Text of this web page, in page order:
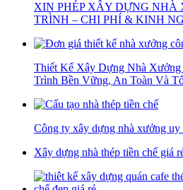
XIN PHÉP XÂY DỰNG NHÀ
TRÌNH – CHI PHÍ & KINH
Thiết Kế Xây Dựng Nhà
Trình Bền Vững, An Toàn Và
Công ty xây dựng nhà xưởng
Xây dựng nhà thép tiền chế giá